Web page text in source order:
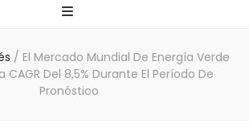
/ El Mercado Mundial De Energía Verde
CAGR Del 8,5% Durante El Período De
Pronóstico